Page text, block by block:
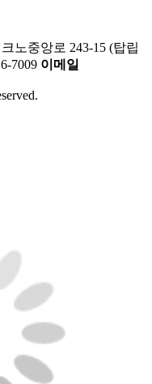
노중앙로 243-15 (탑립
7009 이메일